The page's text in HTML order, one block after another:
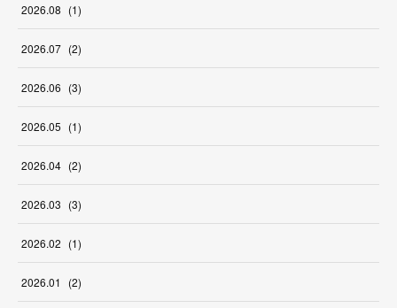
2026.08 (1)
2026.07 (2)
2026.06 (3)
2026.05 (1)
2026.04 (2)
2026.03 (3)
2026.02 (1)
2026.01 (2)